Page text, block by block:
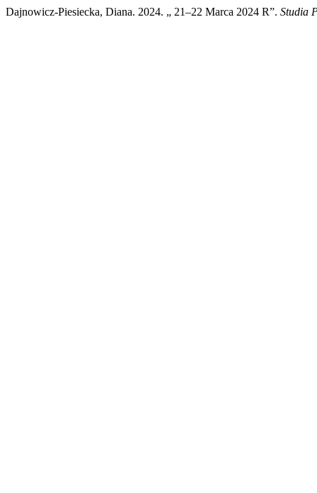
Dajnowicz-Piesiecka, Diana. 2024. „ 21–22 Marca 2024 R”. Studia